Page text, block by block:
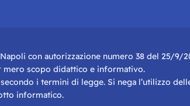
con autorizzazione numero 38 del 25/9/
scopo didattico e informativo.
i termini di legge. Si nega l’utilizzo
informatico.